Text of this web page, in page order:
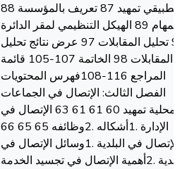
التطبيقي تمهيد 87 تعريف بالمؤسسة 88
المهام 89 الهيكل التنظيمي لمقر الدائرة
90 تحليل المقابلات 97 عرض نتائج تحليل
المقابلات 98 الخاتمة 107-105 قائمة
المراجع 116-108فهرس المحتويات
الفصل الثالث: الإتصال في الجماعات
المحلية تمهيد 60 61 61 63 الإتصال في
الإدارة .1أشكاله .2وظائفه 65 65 66
الإتصال في البلدية .1وسائل الإتصال في
البلدية .2أهمية الإتصال في تجسيد الخدمة